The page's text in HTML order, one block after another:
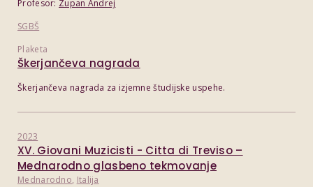
Profesor: Zupan Andrej
SGBŠ
Plaketa
Škerjančeva nagrada
Škerjančeva nagrada za izjemne študijske uspehe.
2023
XV. Giovani Muzicisti - Citta di Treviso –
Mednarodno glasbeno tekmovanje
Mednarodno, Italija